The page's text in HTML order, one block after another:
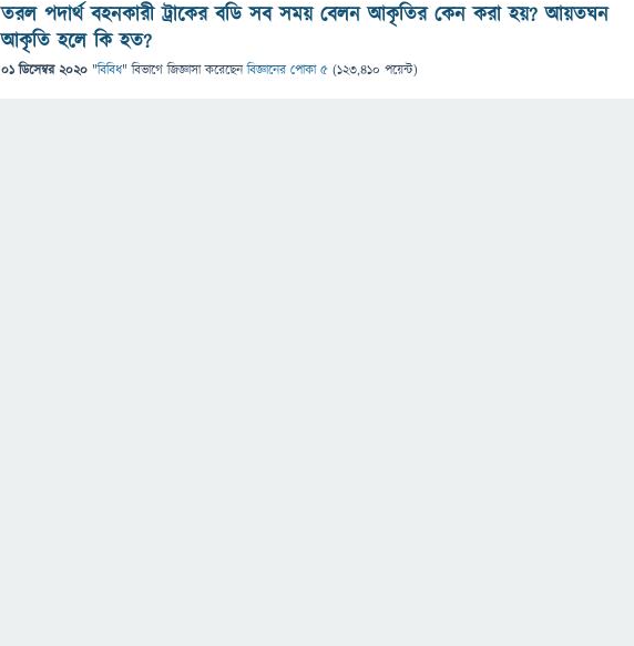
তরল পদার্থ বহনকারী ট্রাকের বডি সব সময় বেলন আকৃতির কেন করা হয়? আয়তঘন
আকৃতি হলে কি হত?
01 ডিসেম্বর 2020 "বিবিধ" বিভাগে জিজ্ঞাসাকরেছেনবিজ্ঞানের পোকা ৫ (123,410 পয়েন্ট)